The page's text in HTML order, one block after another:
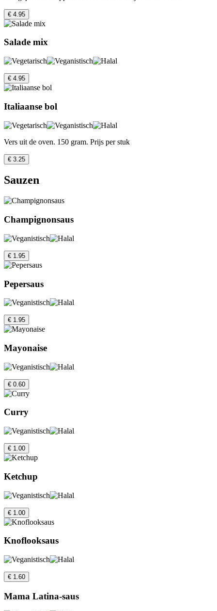
€ 4.95
Salade mix
€ 4.95
Italiaanse bol
Vers uit de oven. 150 gram. Prijs per stuk
€ 3.25
Sauzen
Champignonsaus
€ 1.95
Pepersaus
€ 1.95
Mayonaise
€ 0.60
Curry
€ 1.00
Ketchup
€ 1.00
Knoflooksaus
€ 1.60
Mama Latina-saus